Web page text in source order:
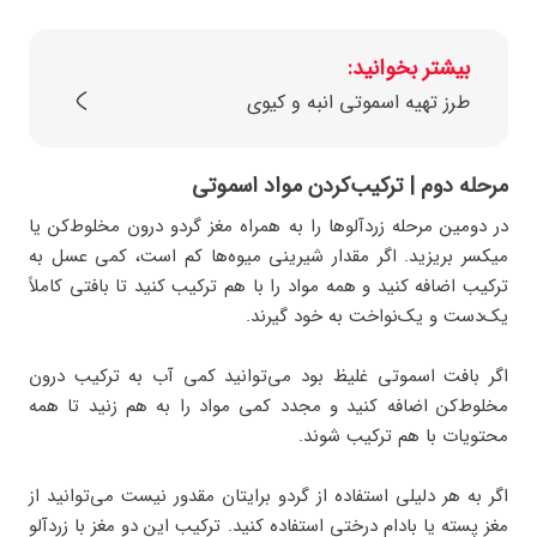
بیشتر بخوانید:
طرز تهیه اسموتی انبه و کیوی
مرحله دوم | ترکیب‌کردن مواد اسموتی
در دومین مرحله زردآلو‌ها را به همراه مغز گردو درون مخلوط‌کن یا
میکسر بریزید. اگر مقدار شیرینی میوه‌ها کم است، کمی عسل به
ترکیب اضافه کنید و همه مواد را با هم ترکیب کنید تا بافتی کاملاً
یک‌دست و یک‌نواخت به خود گیرند.
اگر بافت اسموتی غلیظ بود می‌توانید کمی آب به ترکیب درون
مخلوط‌کن اضافه کنید و مجدد کمی مواد را به هم زنید تا همه
محتویات با هم ترکیب شوند.
اگر به هر دلیلی استفاده از گردو برایتان مقدور نیست می‌توانید از
مغز پسته یا بادام درختی استفاده کنید. ترکیب این دو مغز با زردآلو